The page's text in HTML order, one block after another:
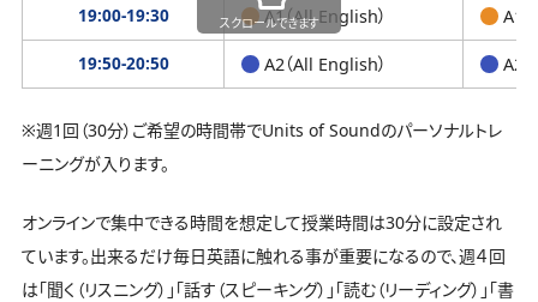
19:00-19:30 A1（All English） A1
19:50-20:50 A2（All English） A2
スクロールできます
※週1回（30分）ご希望の時間帯でUnits of Soundのパーソナルトレ
ーニングが入ります。
オンラインで集中できる時間を想定して授業時間は30分に設定され
ています。出来るだけ毎日英語に触れる事が重要になるので、週４回
は「聞く（リスニング）」「話す（スピーキング）」「読む（リーディング）」「書